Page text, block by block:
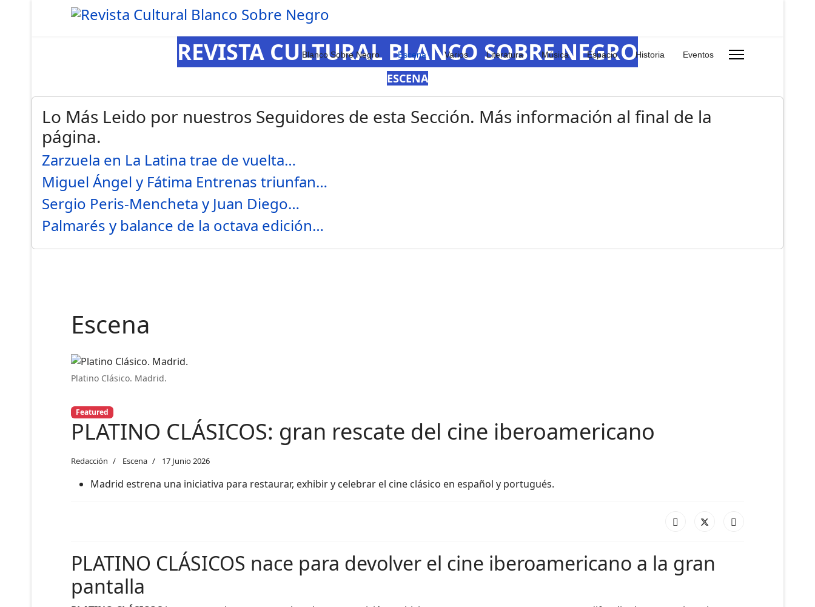
Blanco Sobre Negro Escena Varios Literatura Música Espacio Historia Eventos
REVISTA CULTURAL BLANCO SOBRE NEGRO
ESCENA
Lo Más Leido por nuestros Seguidores de esta Sección. Más información al final de la
página.
Zarzuela en La Latina trae de vuelta…
Miguel Ángel y Fátima Entrenas triunfan…
Sergio Peris-Mencheta y Juan Diego…
Palmarés y balance de la octava edición…
Escena
Platino Clásico. Madrid.
Featured
PLATINO CLÁSICOS: gran rescate del cine iberoamericano
Redacción Escena 17 Junio 2026
Madrid estrena una iniciativa para restaurar, exhibir y celebrar el cine clásico en español y portugués.
PLATINO CLÁSICOS nace para devolver el cine iberoamericano a la gran
pantalla